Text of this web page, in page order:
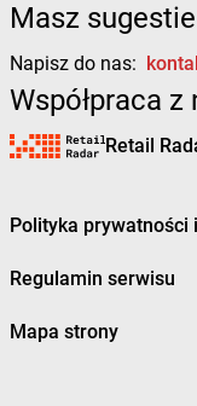
Masz
Napisz do nas:
Współpraca z
Retail
Polityka prywatności
Regulamin serwisu
Mapa strony